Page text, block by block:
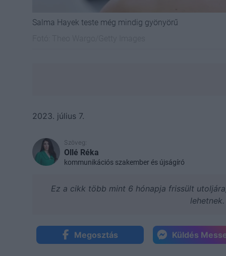
Salma Hayek teste még mindig gyönyörű
2023. július 7.
Szöveg:
Ollé Réka
kommunikációs szakember és újságíró
Ez a cikk több mint 6 hónapja frissült
lehetnek.
Megosztás Küldés